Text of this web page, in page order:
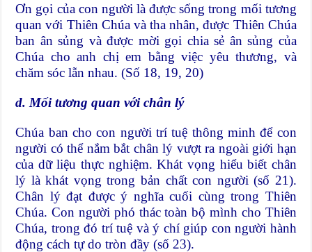
Ơn gọi của con người là được sống trong mối tương
quan với Thiên Chúa và tha nhân, được Thiên Chúa
ban ân sủng và được mời gọi chia sẻ ân sủng của
Chúa cho anh chị em bằng việc yêu thương, và
chăm sóc lẫn nhau. (Số 18, 19, 20)
d. Mối tương quan với chân lý
Chúa ban cho con người trí tuệ thông minh để con
người có thể nắm bắt chân lý vượt ra ngoài giới hạn
của dữ liệu thực nghiệm. Khát vọng hiểu biết chân
lý là khát vọng trong bản chất con người (số 21).
Chân lý đạt được ý nghĩa cuối cùng trong Thiên
Chúa. Con người phó thác toàn bộ mình cho Thiên
Chúa, trong đó trí tuệ và ý chí giúp con người hành
động cách tự do tròn đầy (số 23).